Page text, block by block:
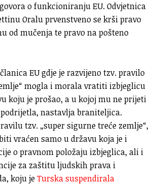
o funkcioniranju EU. Odvjetnica
Oralu prvenstveno se krši pravo
od mučenja te pravo na pošteno
EU gdje je razvijeno tzv. pravilo
mogla i morala vratiti izbjeglicu
koju je prošao, a u kojoj mu ne prijeti
nastavlja braniteljica.
tzv. „super sigurne treće zemlje“,
vraćen samo u državu koja je i
o pravnom položaju izbjeglica, ali i
za zaštitu ljudskih prava i
koju jeTurska suspendirala